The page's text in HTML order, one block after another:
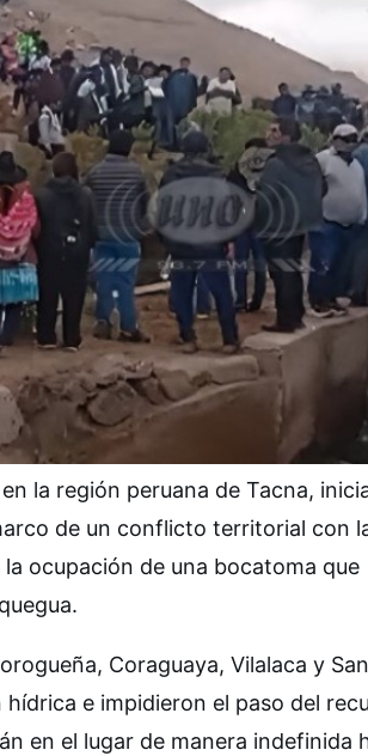
la región peruana de Tacna,
de un conflicto territorial con
ocupación de una bocatoma que
Coraguaya, Vilalaca y
e impidieron el paso del
en el lugar de manera indefinida